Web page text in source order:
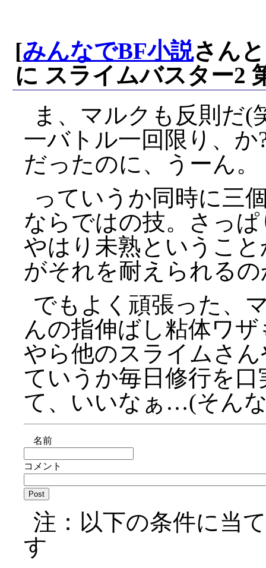
[みんなでBF小説さん
に スライムバスター2
ま、マルクも反則だ(
一バトル一回限り、
だったのに、うーん。
っていうか同時に三
ならではの技。さっ
やはり未熟というこ
がそれを耐えられる
でもよく頑張った、
んの指伸ばし粘体ワ
やら他のスライムさ
ていうか毎日修行を
て、いいなぁ…(そん
名前
コメント
注：以下の条件に当
す